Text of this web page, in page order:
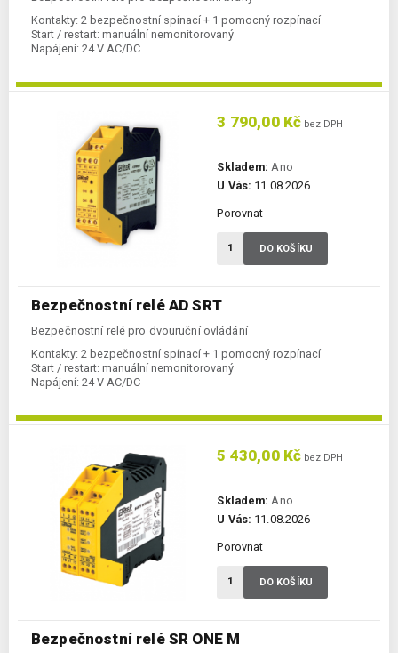
Kontakty: 2 bezpečnostní spínací + 1 pomocný rozpínací
Start / restart: manuální nemonitorovaný
Napájení: 24 V AC/DC
Bezpečnostní relé AD SRT
Bezpečnostní relé pro dvouruční ovládání
Kontakty: 2 bezpečnostní spínací + 1 pomocný rozpínací
Start / restart: manuální nemonitorovaný
Napájení: 24 V AC/DC
3 790,00 Kč bez DPH
Skladem: Ano
U Vás: 11.08.2026
Porovnat
DO KOŠÍKU
Bezpečnostní relé SR ONE M
5 430,00 Kč bez DPH
Skladem: Ano
U Vás: 11.08.2026
Porovnat
DO KOŠÍKU